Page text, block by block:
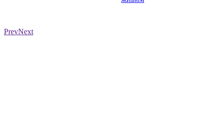
PrevNext